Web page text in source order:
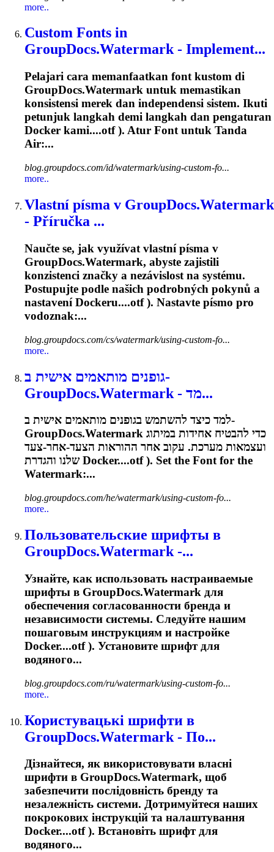
more..
Custom Fonts in
GroupDocs.Watermark - Implement...
Pelajari cara memanfaatkan font kustom di
GroupDocs.Watermark untuk memastikan
konsistensi merek dan independensi sistem. Ikuti
petunjuk langkah demi langkah dan pengaturan
Docker kami....otf). Atur Font untuk Tanda
Air:...
blog.groupdocs.com/id/watermark/using-custom-fo...
more..
Vlastní písma v GroupDocs.Watermark
- Příručka ...
Naučte se, jak využívat vlastní písma v
GroupDocs.Watermark, abyste zajistili
konzistenci značky a nezávislost na systému.
Postupujte podle našich podrobných pokynů a
nastavení Dockeru....otf). Nastavte písmo pro
vodoznak:...
blog.groupdocs.com/cs/watermark/using-custom-fo...
more..
גופנים מותאמים אישית ב-
GroupDocs.Watermark - מד...
למד כיצד להשתמש בגופנים מותאמים אישית ב-
GroupDocs.Watermark כדי להבטיח אחידות במיתוג
ועצמאות מערכת. עקוב אחר ההוראות הצעד-אחר-צעד
שלנו והגדרת Docker....otf). Set the Font for the
Watermark:...
blog.groupdocs.com/he/watermark/using-custom-fo...
more..
Пользовательские шрифты в
GroupDocs.Watermark -...
Узнайте, как использовать настраиваемые
шрифты в GroupDocs.Watermark для
обеспечения согласованности бренда и
независимости системы. Следуйте нашим
пошаговым инструкциям и настройке
Docker....otf). Установите шрифт для
водяного...
blog.groupdocs.com/ru/watermark/using-custom-fo...
more..
Користувацькі шрифти в
GroupDocs.Watermark - По...
Дізнайтеся, як використовувати власні
шрифти в GroupDocs.Watermark, щоб
забезпечити послідовність бренду та
незалежність системи. Дотримуйтеся наших
покрокових інструкцій та налаштування
Docker....otf). Встановіть шрифт для
водяного...